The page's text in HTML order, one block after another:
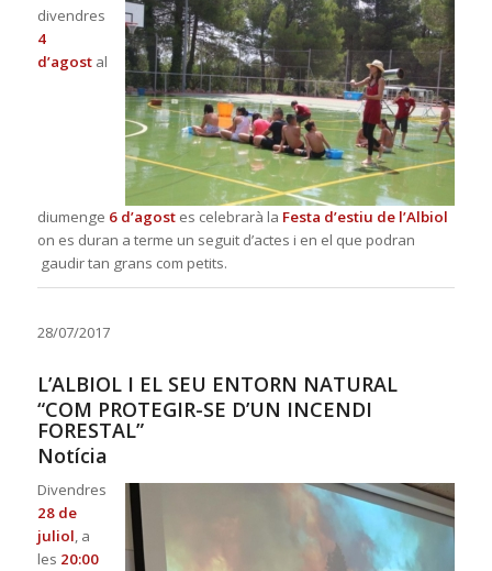
divendres
4
d’agost al
diumenge 6 d’agostes celebrarà la Festa d’estiu de l’Albiol
on es duran a terme un seguit d’actes i en el que podran
gaudir tan grans com petits.
28/07/2017
L’ALBIOL I EL SEU ENTORN NATURAL
“COM PROTEGIR-SE D’UN INCENDI
FORESTAL”
Notícia
Divendres
28 de
juliol, a
les 20:00